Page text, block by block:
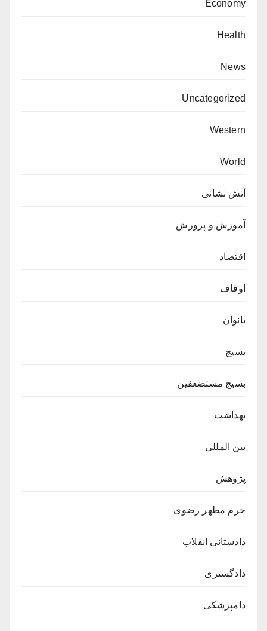
Economy
Health
News
Uncategorized
Western
World
آتش نشانی
آموزش و پرورش
اقتصاد
اوقاف
بانوان
بسیج
بسیج مستضعفین
بهداشت
بین المللی
پژوهش
حرم مطهر رضوی
دادستانی انقلاب
دادگستری
دامپزشکی